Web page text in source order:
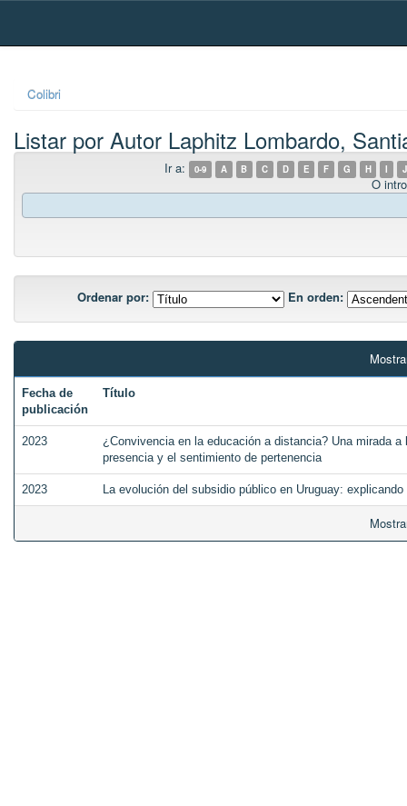
Skip
Colibri
Listar por Autor Laphitz Lombardo,
Ir a: 0-9 A B C D E F G H I J
O
Ordenar por: En orden:
Fecha de
publicación
Título
2023
¿Convivencia en la educación a distancia? Una mirada
presencia y el sentimiento de pertenencia
2023 La evolución del subsidio público en Uruguay: